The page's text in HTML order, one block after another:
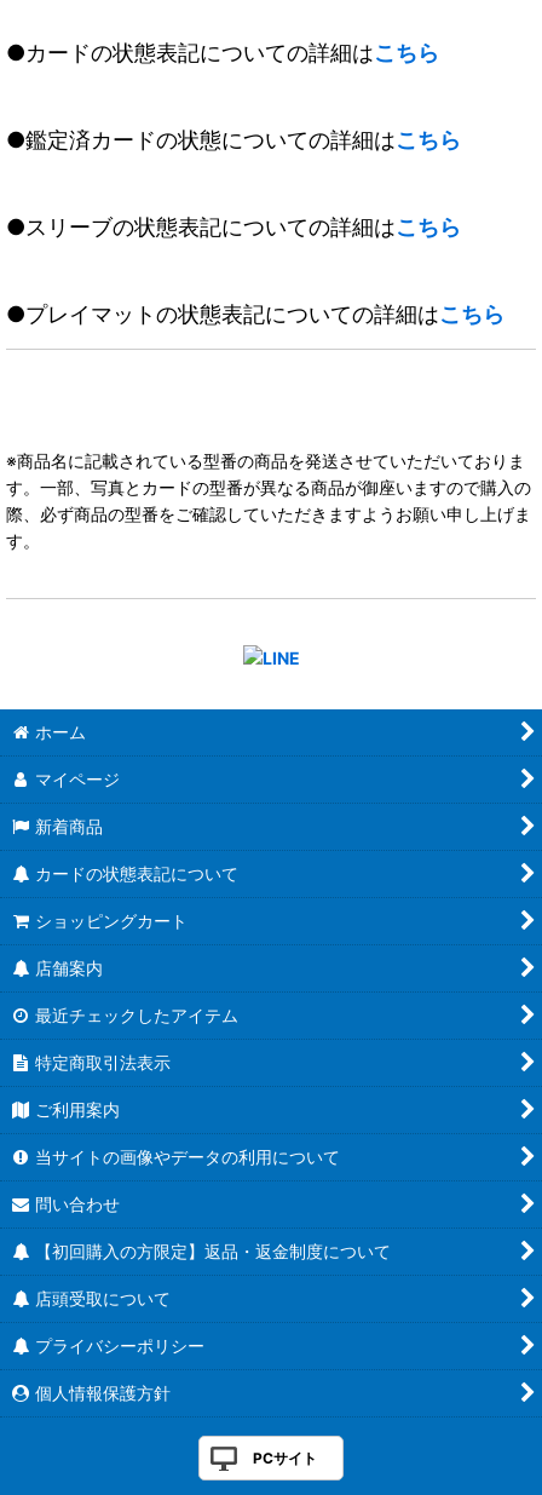
●カードの状態表記についての詳細はこちら
●鑑定済カードの状態についての詳細はこちら
●スリーブの状態表記についての詳細はこちら
●プレイマットの状態表記についての詳細はこちら
※商品名に記載されている型番の商品を発送させていただいておりま
す。一部、写真とカードの型番が異なる商品が御座いますので購入の
際、必ず商品の型番をご確認していただきますようお願い申し上げま
す。
ホーム
マイページ
新着商品
カードの状態表記について
ショッピングカート
店舗案内
最近チェックしたアイテム
特定商取引法表示
ご利用案内
当サイトの画像やデータの利用について
問い合わせ
【初回購入の方限定】返品・返金制度について
店頭受取について
プライバシーポリシー
個人情報保護方針
PCサイト